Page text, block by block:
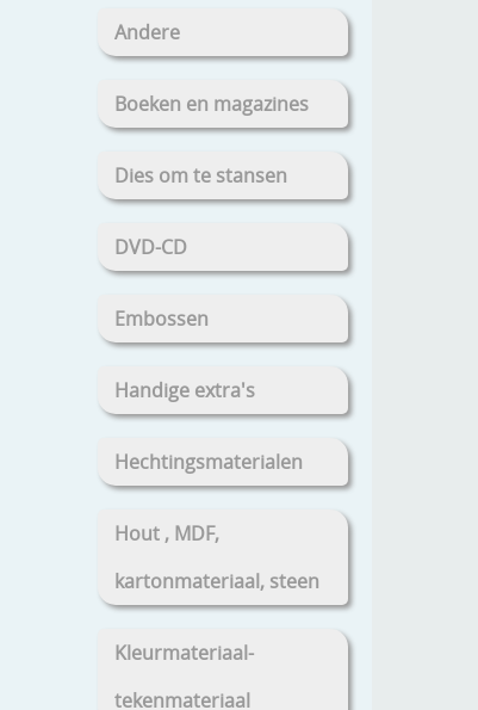
Andere
Boeken en magazines
Dies om te stansen
DVD-CD
Embossen
Handige extra's
Hechtingsmaterialen
Hout , MDF,
kartonmateriaal, steen
Kleurmateriaal-
tekenmateriaal